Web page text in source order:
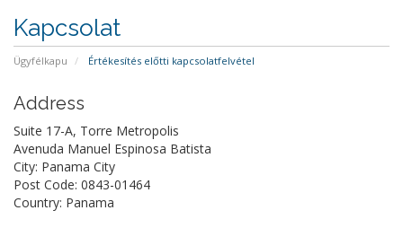
Kapcsolat
Ügyfélkapu Értékesítés előtti kapcsolatfelvétel
Address
Suite 17-A, Torre Metropolis
Avenuda Manuel Espinosa Batista
City: Panama City
Post Code: 0843-01464
Country: Panama